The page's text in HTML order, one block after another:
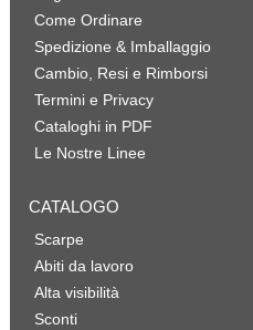
Come Ordinare
Spedizione & Imballaggio
Cambio, Resi e Rimborsi
Termini e Privacy
Cataloghi in PDF
Le Nostre Linee
CATALOGO
Scarpe
Abiti da lavoro
Alta visibilità
Sconti